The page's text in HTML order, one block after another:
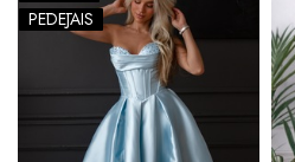
PĒDĒJAIS